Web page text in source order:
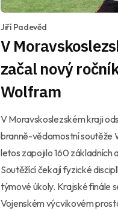
Jiří Padevěd
V
začal nový
Wolfram
V Moravskoslezském kraji
branně-vědomostní soutěže
letos zapojilo 160 základních
Soutěžící čekají fyzické
týmové úkoly. Krajské finále
Vojenském výcvikovém